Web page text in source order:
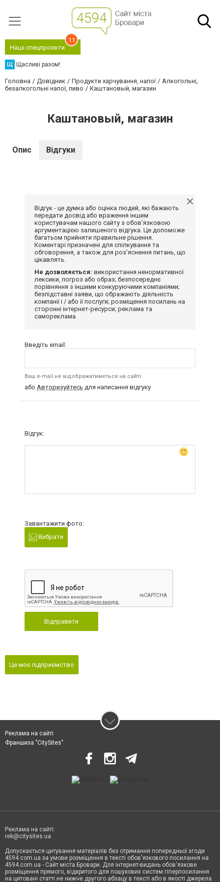
Наші спецпроєкти
11
Щ Щасливі разом!
Головна Довідник Продукти харчування, напої
Алкогольні,
безалкогольні напої, пиво
Каштановый, магазин
Каштановый, магазин
Опис Відгуки
Відгук - це думка або оцінка людей, які бажають
передати досвід або враження іншим
користувачам нашого сайту з обов'язковою
аргументацією залишеного відгука. Це допоможе
багатьом прийняти правильне рішення.
Коментарі призначені для спілкування та
обговорення, а також для роз'яснення питань, що
цікавлять.
Не дозволяється: використання ненормативної
лексики, погроз або образ; безпосереднє
порівняння з іншими конкуруючими компаніями;
безпідставні заяви, що ображають діяльність
компанії і / або її послуги; розміщення посилань на
сторонні інтернет-ресурси; реклама та
самореклама.
Введіть email:
Ваш e-mail не відображатиметься на сайті
або Авторизуйтесь для написання відгуку
Відгук:
Завантажити фото:
Вибрати
Відправити
Це моє підприємство
Реклама на сайті
Франшиза "CitySites"
Реклама на сайті:
rek@citysites.ua
Допускається цитування матеріалів без отримання попередньої згоди
4594.com.ua за умови розміщення в тексті обов'язкового посилання на
4594.com.ua - Сайт міста Бровари. Для інтернет-видань обов'язкове
розміщення прямого, відкритого для пошукових систем гіперпосилання
на цитовані статті не нижче другого абзацу в тексті або в якості джерела.